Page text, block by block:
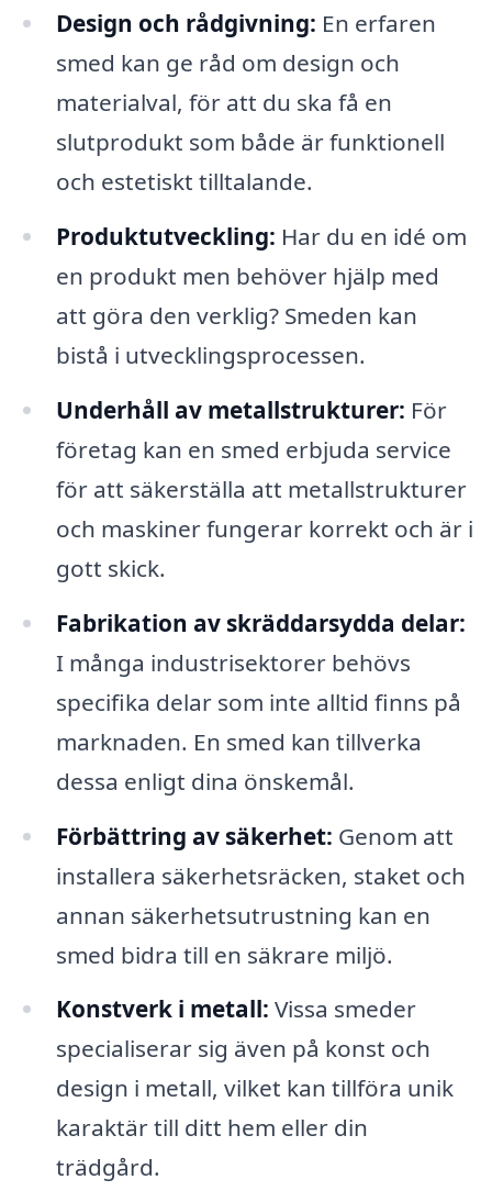
Design och rådgivning: En erfaren
smed kan ge råd om design och
materialval, för att du ska få en
slutprodukt som både är funktionell
och estetiskt tilltalande.
Produktutveckling: Har du en idé om
en produkt men behöver hjälp med
att göra den verklig? Smeden kan
bistå i utvecklingsprocessen.
Underhåll av metallstrukturer: För
företag kan en smed erbjuda service
för att säkerställa att metallstrukturer
och maskiner fungerar korrekt och är i
gott skick.
Fabrikation av skräddarsydda delar:
I många industrisektorer behövs
specifika delar som inte alltid finns på
marknaden. En smed kan tillverka
dessa enligt dina önskemål.
Förbättring av säkerhet: Genom att
installera säkerhetsräcken, staket och
annan säkerhetsutrustning kan en
smed bidra till en säkrare miljö.
Konstverk i metall: Vissa smeder
specialiserar sig även på konst och
design i metall, vilket kan tillföra unik
karaktär till ditt hem eller din
trädgård.